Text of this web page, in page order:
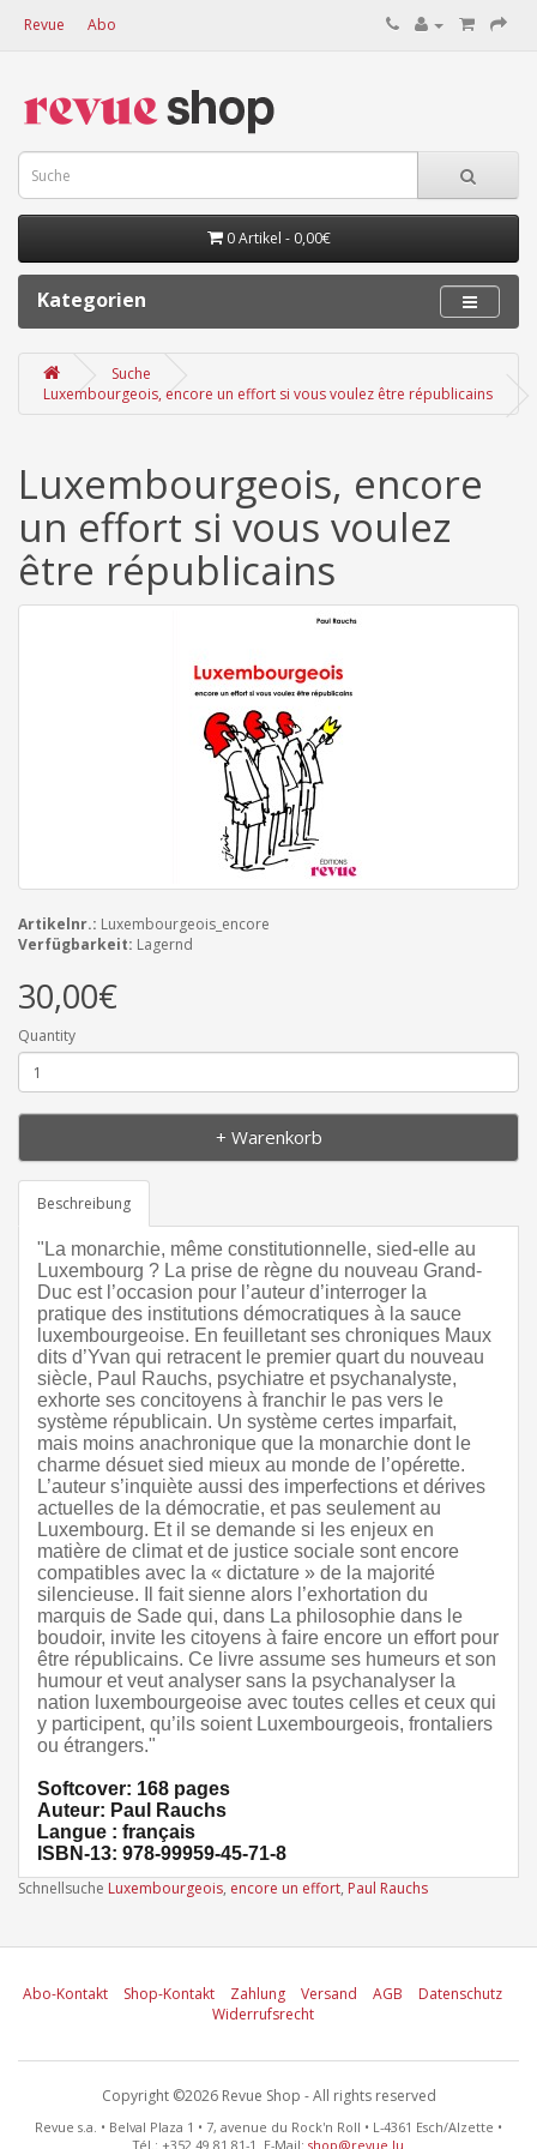
Revue Abo
0 Artikel - 0,00€
Kategorien
Suche
Luxembourgeois, encore un effort si vous voulez être républicains
Luxembourgeois, encore
un effort si vous voulez
être républicains
Artikelnr.: Luxembourgeois_encore
Verfügbarkeit: Lagernd
30,00€
Quantity
+ Warenkorb
Beschreibung
"La monarchie, même constitutionnelle, sied-elle au
Luxembourg ? La prise de règne du nouveau Grand-
Duc est l’occasion pour l’auteur d’interroger la
pratique des institutions démocratiques à la sauce
luxembourgeoise. En feuilletant ses chroniques Maux
dits d’Yvan qui retracent le premier quart du nouveau
siècle, Paul Rauchs, psychiatre et psychanalyste,
exhorte ses concitoyens à franchir le pas vers le
système républicain. Un système certes imparfait,
mais moins anachronique que la monarchie dont le
charme désuet sied mieux au monde de l’opérette.
L’auteur s’inquiète aussi des imperfections et dérives
actuelles de la démocratie, et pas seulement au
Luxembourg. Et il se demande si les enjeux en
matière de climat et de justice sociale sont encore
compatibles avec la « dictature » de la majorité
silencieuse. Il fait sienne alors l’exhortation du
marquis de Sade qui, dans La philosophie dans le
boudoir, invite les citoyens à faire encore un effort pour
être républicains. Ce livre assume ses humeurs et son
humour et veut analyser sans la psychanalyser la
nation luxembourgeoise avec toutes celles et ceux qui
y participent, qu’ils soient Luxembourgeois, frontaliers
ou étrangers."
Softcover: 168 pages
Auteur: Paul Rauchs
Langue : français
ISBN-13: 978-99959-45-71-8
Schnellsuche Luxembourgeois, encore un effort, Paul Rauchs
Abo-Kontakt Shop-Kontakt Zahlung Versand AGB
Datenschutz
Widerrufsrecht
Copyright ©2026 Revue Shop - All rights reserved
Revue s.a. • Belval Plaza 1 • 7, avenue du Rock'n Roll • L-4361 Esch/Alzette •
Tél.: +352 49 81 81-1 E-Mail: shop@revue.lu